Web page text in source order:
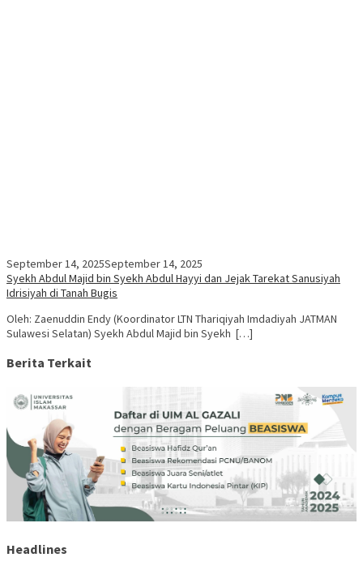
September 14, 2025September 14, 2025
Syekh Abdul Majid bin Syekh Abdul Hayyi dan Jejak Tarekat Sanusiyah
Idrisiyah di Tanah Bugis
Oleh: Zaenuddin Endy (Koordinator LTN Thariqiyah Imdadiyah JATMAN
Sulawesi Selatan) Syekh Abdul Majid bin Syekh […]
Berita Terkait
Headlines